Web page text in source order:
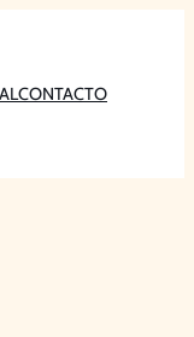
CONTACTO